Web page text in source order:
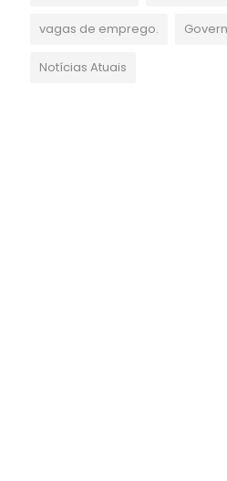
vagas de emprego.
Notícias Atuais